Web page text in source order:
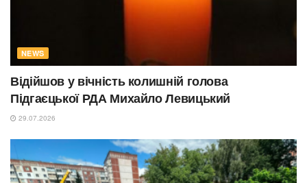
NEWS
Відійшов у вічність колишній голова
Підгаєцької РДА Михайло Левицький
29.07.2026